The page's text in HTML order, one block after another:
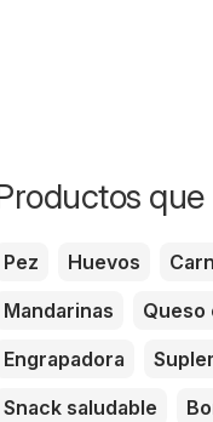
Pez Huevos
Mandarinas
Queso
Engrapadora
Snack saludable